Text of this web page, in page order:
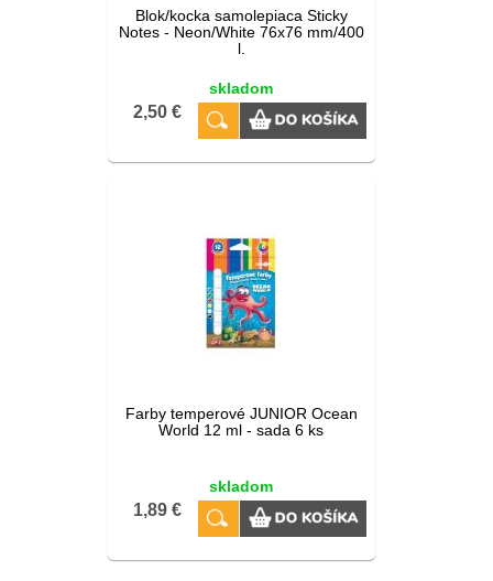
Blok/kocka samolepiaca Sticky
Notes - Neon/White 76x76 mm/400
l.
skladom
2,50 €
Farby temperové JUNIOR Ocean
World 12 ml - sada 6 ks
skladom
1,89 €